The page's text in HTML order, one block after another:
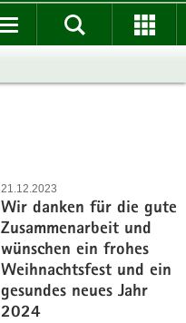
21.12.2023
Wir danken für die gute
Zusammenarbeit und
wünschen ein frohes
Weihnachtsfest und ein
gesundes neues Jahr
2024